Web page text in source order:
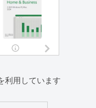
利用しています